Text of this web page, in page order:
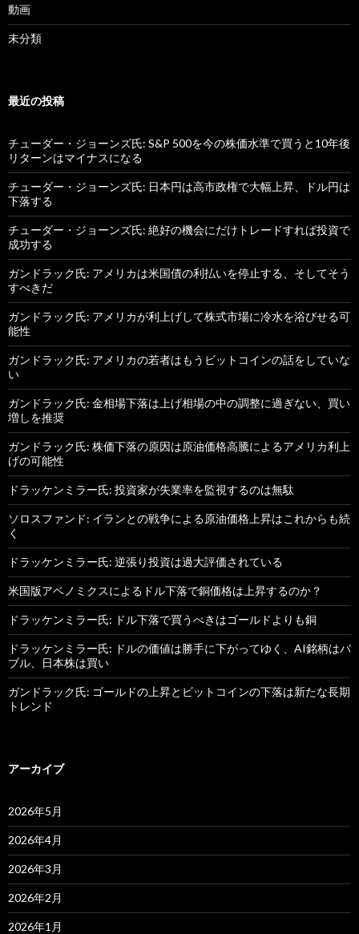
動画
未分類
最近の投稿
チューダー・ジョーンズ氏: S&P 500を今の株価水準で買うと10年後
リターンはマイナスになる
チューダー・ジョーンズ氏: 日本円は高市政権で大幅上昇、ドル円は
下落する
チューダー・ジョーンズ氏: 絶好の機会にだけトレードすれば投資で
成功する
ガンドラック氏: アメリカは米国債の利払いを停止する、そしてそう
すべきだ
ガンドラック氏: アメリカが利上げして株式市場に冷水を浴びせる可
能性
ガンドラック氏: アメリカの若者はもうビットコインの話をしていな
い
ガンドラック氏: 金相場下落は上げ相場の中の調整に過ぎない、買い
増しを推奨
ガンドラック氏: 株価下落の原因は原油価格高騰によるアメリカ利上
げの可能性
ドラッケンミラー氏: 投資家が失業率を監視するのは無駄
ソロスファンド: イランとの戦争による原油価格上昇はこれからも続
く
ドラッケンミラー氏: 逆張り投資は過大評価されている
米国版アベノミクスによるドル下落で銅価格は上昇するのか？
ドラッケンミラー氏: ドル下落で買うべきはゴールドよりも銅
ドラッケンミラー氏: ドルの価値は勝手に下がってゆく、AI銘柄はバ
ブル、日本株は買い
ガンドラック氏: ゴールドの上昇とビットコインの下落は新たな長期
トレンド
アーカイブ
2026年5月
2026年4月
2026年3月
2026年2月
2026年1月